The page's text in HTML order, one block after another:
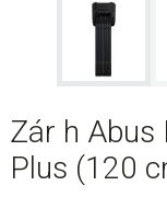
Zár h Abus
Plus (120